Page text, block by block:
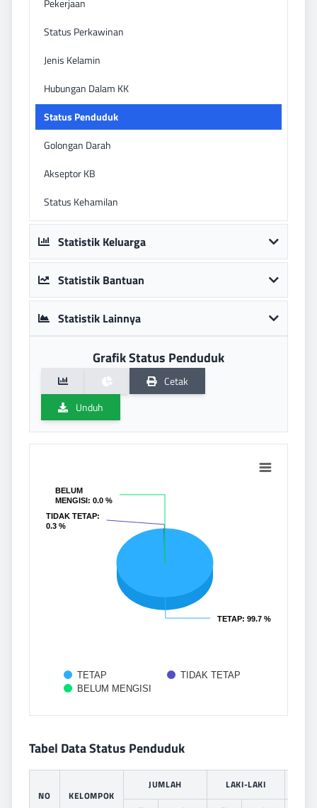
Pekerjaan
Status Perkawinan
Jenis Kelamin
Hubungan Dalam KK
Status Penduduk
Golongan Darah
Akseptor KB
Status Kehamilan
Statistik Keluarga
Statistik Bantuan
Statistik Lainnya
Grafik Status Penduduk
Cetak
Unduh
TETAP: 99.7 %
TETAP: 99.7 %
TIDAK TETAP:
0.3 %
TIDAK TETAP:
0.3 %
BELUM
MENGISI: 0.0 %
BELUM
MENGISI: 0.0 %
TETAP
TIDAK TETAP
BELUM MENGISI
End of interactive chart.
Tabel Data Status Penduduk
NO KELOMPOK
JUMLAH LAKI-LAKI